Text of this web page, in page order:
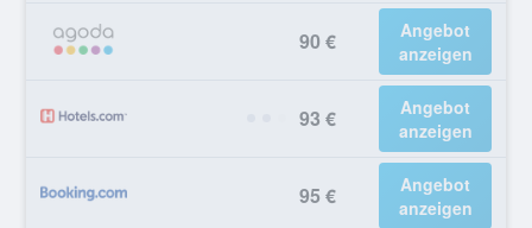
90 €
Angebot
anzeigen
93 €
Angebot
anzeigen
95 €
Angebot
anzeigen